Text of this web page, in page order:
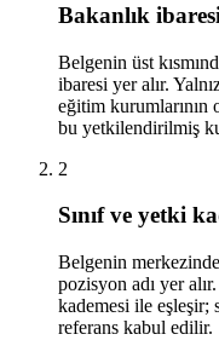
Bakanlık ibaresi
Belgenin üst
ibaresi yer alır.
eğitim kurumlarının
bu yetkilendirilmiş
2
Sınıf ve yetki
Belgenin
pozisyon adı yer
kademesi ile eşleşir;
referans kabul edilir.